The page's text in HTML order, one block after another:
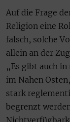
Auf die Frage
Religion eine
falsch, solche
allein an der
„Es gibt auch
im Nahen
stark
begrenzt